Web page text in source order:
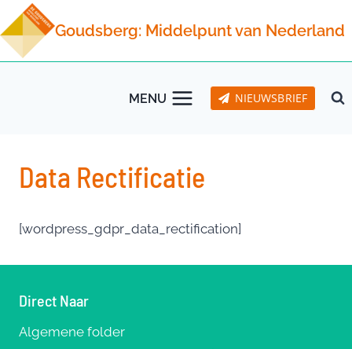
Doorgaan
naar
inhoud
Goudsberg: Middelpunt van Nederland
MENU NIEUWSBRIEF
Data Rectificatie
[wordpress_gdpr_data_rectification]
Direct Naar
Algemene folder